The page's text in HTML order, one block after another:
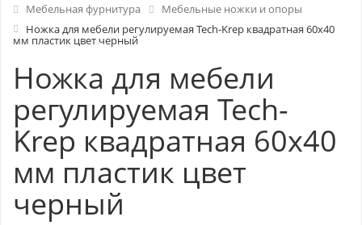
Мебельная фурнитура
Мебельные ножки и опоры
Ножка для мебели регулируемая Tech-Krep квадратная 60x40
мм пластик цвет черный
Ножка для мебели
регулируемая Tech-
Krep квадратная 60x40
мм пластик цвет
черный